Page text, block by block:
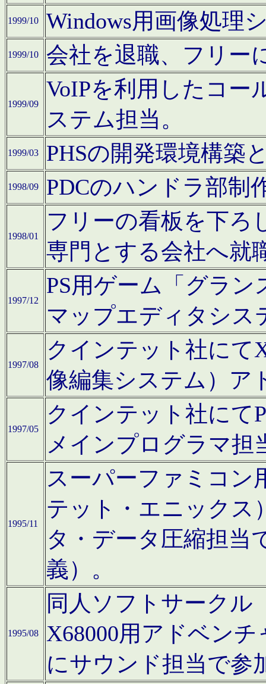
1999/10 Windows用画像処理
1999/10 会社を退職、フリー
1999/09
VoIPを利用したコー
ステム担当。
1999/03 PHSの開発環境構築
1998/09 PDCのハンドラ部制
1998/01
フリーの看板を下ろ
専門とする会社へ就
1997/12
PS用ゲーム「グラン
マップエディタシス
1997/08
クインテット社にて
像編集システム）ア
1997/05
クインテット社にて
メインプログラマ担
1995/11
スーパーファミコン
テット・エニックス
タ・データ圧縮担当
義）。
1995/08
同人ソフトサークル
X68000用アドベン
にサウンド担当で参